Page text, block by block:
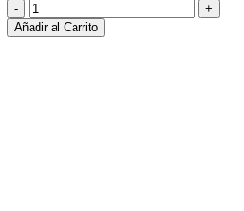
Añadir al Carrito